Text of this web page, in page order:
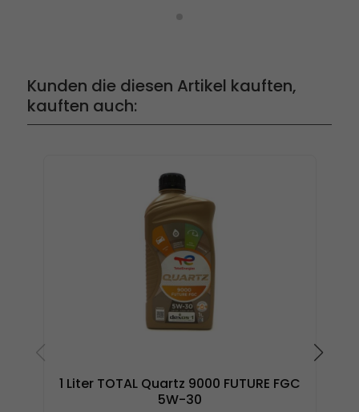
Kunden die diesen Artikel kauften,
kauften auch:
1 Liter TOTAL Quartz 9000 FUTURE FGC
5W-30